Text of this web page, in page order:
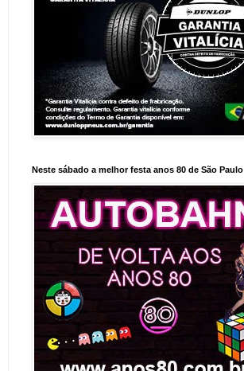
Neste sábado a melhor festa anos 80 de São Paulo